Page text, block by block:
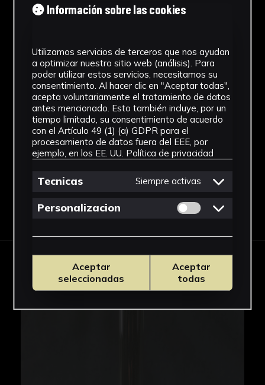
Cronología
Materiales
Vidrio
Ubicación
Facultad de Medicina
Ver más
Descargar Ficha
IMÁGENES
Información sobre las cookies
Utilizamos servicios de terceros que nos ayudan
a optimizar nuestro sitio web (análisis). Para
poder utilizar estos servicios, necesitamos su
consentimiento. Al hacer clic en "Aceptar todas",
acepta voluntariamente el tratamiento de datos
antes mencionado. Esto también incluye, por un
tiempo limitado, su consentimiento de acuerdo
con el Artículo 49 (1) (a) GDPR para el
procesamiento de datos fuera del EEE, por
ejemplo, en los EE. UU. Política de privacidad
Tecnicas Siempre activas
Personalizacion Permitir cookies
Aceptar
seleccionadas
Aceptar
todas